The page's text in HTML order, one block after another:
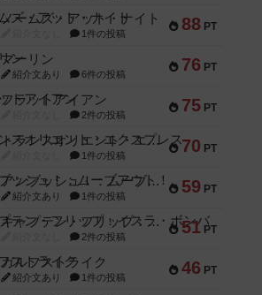
88 PT
ノームズ・アット・ナイト
1件の投稿
76 PT
マーリン
紹介文あり 6件の投稿
75 PT
フラットアイアン
2件の投稿
70 PT
トランスオリエント・エクスプレス
1件の投稿
59 PT
アンブッシュ！：ムーブアウト！
紹介文あり 1件の投稿
51 PT
キャプテン・フリップ：イスラ・ボンバ
2件の投稿
46 PT
ガルフストライク
紹介文あり 1件の投稿